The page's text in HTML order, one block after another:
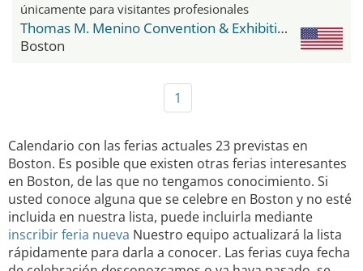
únicamente para visitantes profesionales
Thomas M. Menino Convention & Exhibition Center
Boston
1
Calendario con las ferias actuales 23 previstas en
Boston. Es posible que existen otras ferias interesantes
en Boston, de las que no tengamos conocimiento. Si
usted conoce alguna que se celebre en Boston y no esté
incluida en nuestra lista, puede incluirla mediante
inscribir feria nueva Nuestro equipo actualizará la lista
rápidamente para darla a conocer. Las ferias cuya fecha